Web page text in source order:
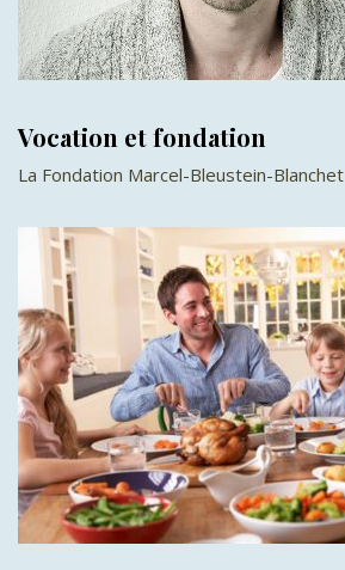
Vocation et fondation
La Fondation Marcel-Bleustein-Blanchet